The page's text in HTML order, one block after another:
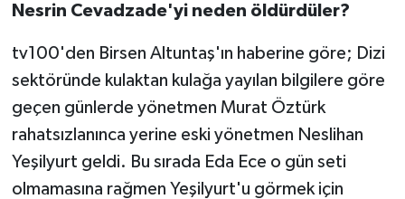
Nesrin Cevadzade'yi neden öldürdüler?
tv100'den Birsen Altuntaş'ın haberine göre; Dizi
sektöründe kulaktan kulağa yayılan bilgilere göre
geçen günlerde yönetmen Murat Öztürk
rahatsızlanınca yerine eski yönetmen Neslihan
Yeşilyurt geldi. Bu sırada Eda Ece o gün seti
olmamasına rağmen Yeşilyurt'u görmek için